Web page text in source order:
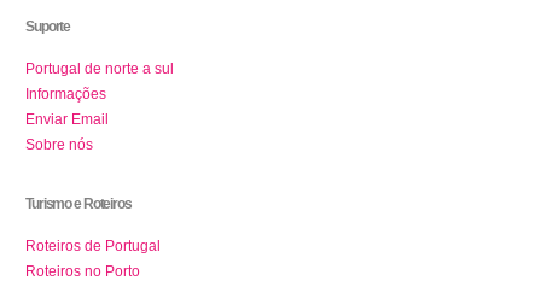
Suporte
Portugal de norte a sul
Informações
Enviar Email
Sobre nós
Turismo e Roteiros
Roteiros de Portugal
Roteiros no Porto